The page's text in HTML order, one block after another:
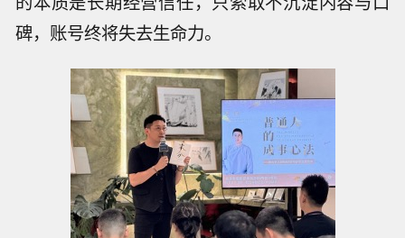
碑，账号终将失去生命力。